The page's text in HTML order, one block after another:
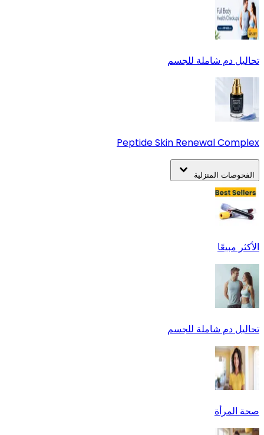
تحاليل دم شاملة للجسم
Peptide Skin Renewal Complex
الفحوصات المنزلية
الأكثر مبيعًا
تحاليل دم شاملة للجسم
صحة المرأة